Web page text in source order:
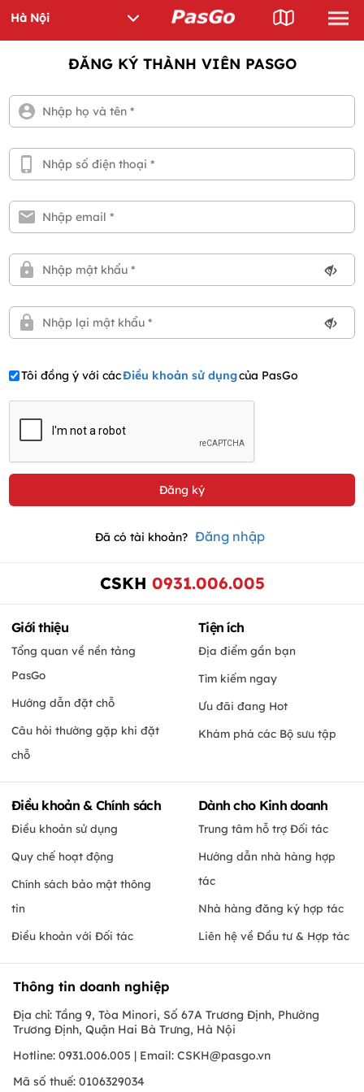
ĐĂNG KÝ THÀNH VIÊN PASGO
Tôi đồng ý với cácĐiều khoản sử dụngcủa PasGo
Đã có tài khoản? Đăng nhập
CSKH 0931.006.005
Giới thiệu
Tổng quan về nền tảng
PasGo
Hướng dẫn đặt chỗ
Câu hỏi thường gặp khi đặt
chỗ
Tiện ích
Địa điểm gần bạn
Tìm kiếm ngay
Ưu đãi đang Hot
Khám phá các Bộ sưu tập
Điều khoản & Chính sách
Điều khoản sử dụng
Quy chế hoạt động
Chính sách bảo mật thông
tin
Điều khoản với Đối tác
Dành cho Kinh doanh
Trung tâm hỗ trợ Đối tác
Hướng dẫn nhà hàng hợp
tác
Nhà hàng đăng ký hợp tác
Liên hệ về Đầu tư & Hợp tác
Thông tin doanh nghiệp
Địa chỉ: Tầng 9, Tòa Minori, Số 67A Trương Định, Phường
Trương Định, Quận Hai Bà Trưng, Hà Nội
Hotline: 0931.006.005 | Email: CSKH@pasgo.vn
Mã số thuế: 0106329034